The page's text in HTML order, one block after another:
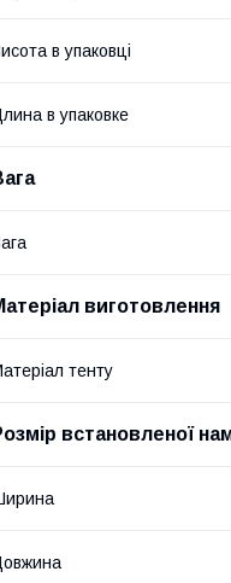
в упаковці
в упаковке
виготовлення
тенту
встановленої